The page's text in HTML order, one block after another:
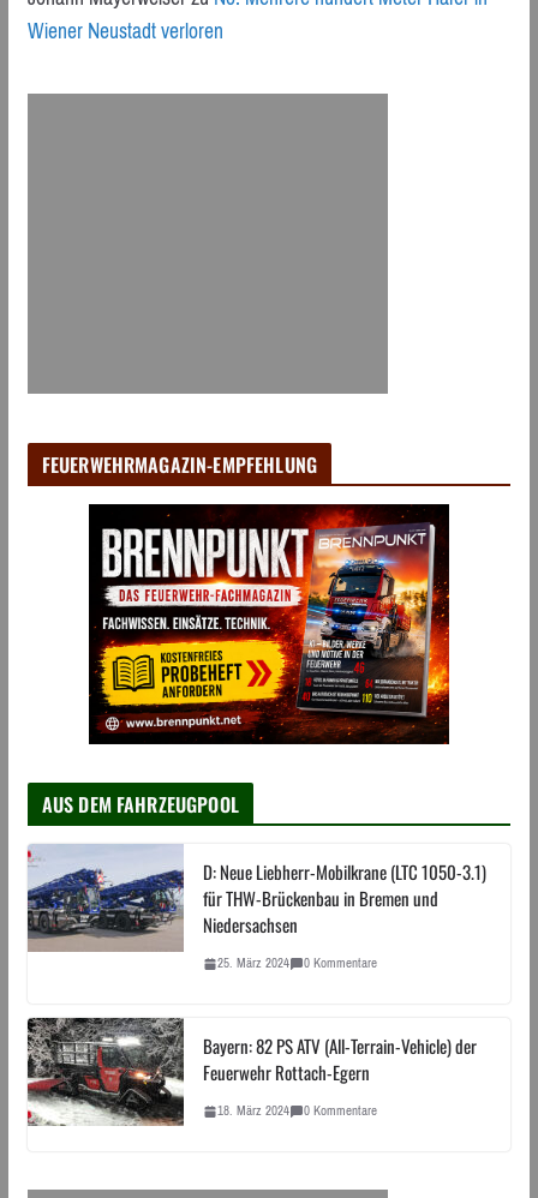
Wiener Neustadt verloren
FEUERWEHRMAGAZIN-EMPFEHLUNG
AUS DEM FAHRZEUGPOOL
D: Neue Liebherr-Mobilkrane (LTC 1050-3.1)
für THW-Brückenbau in Bremen und
Niedersachsen
25. März 2024 0 Kommentare
Bayern: 82 PS ATV (All-Terrain-Vehicle) der
Feuerwehr Rottach-Egern
18. März 2024 0 Kommentare